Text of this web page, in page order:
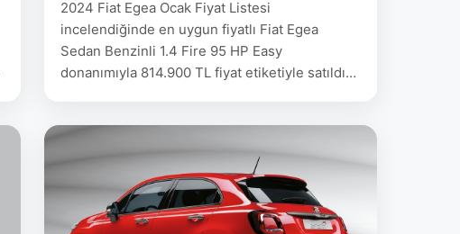
2024 Fiat Egea Ocak Fiyat Listesi
incelendiğinde en uygun fiyatlı Fiat Egea
Sedan Benzinli 1.4 Fire 95 HP Easy
donanımıyla 814.900 TL fiyat etiketiyle satıldığı
Benzinli 814.900 834.900 1.3 M.Jet 95 HP Easy